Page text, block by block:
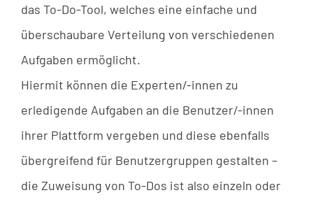
das To-Do-Tool, welches eine einfache und
überschaubare Verteilung von verschiedenen
Aufgaben ermöglicht.
Hiermit können die Experten/-innen zu
erledigende Aufgaben an die Benutzer/-innen
ihrer Plattform vergeben und diese ebenfalls
übergreifend für Benutzergruppen gestalten –
die Zuweisung von To-Dos ist also einzeln oder